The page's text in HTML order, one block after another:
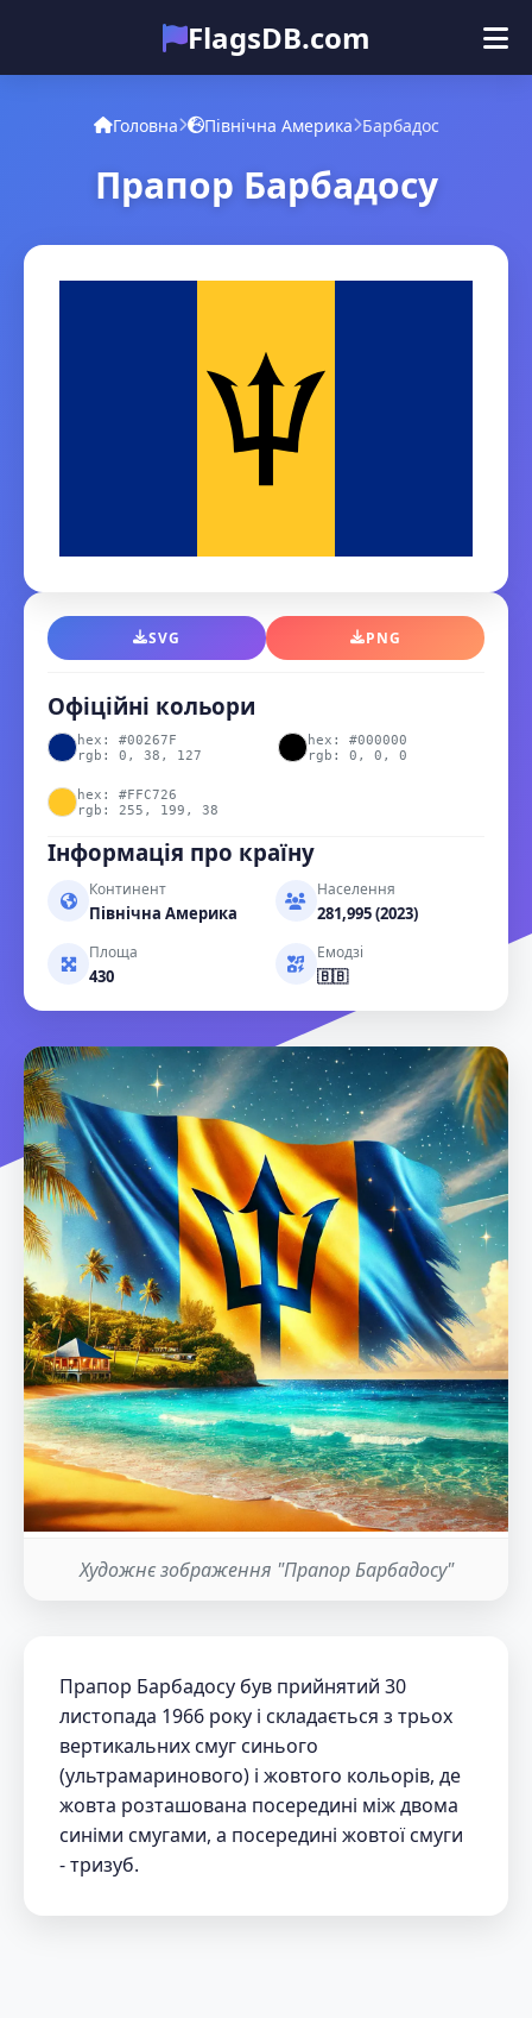
FlagsDB.com
Головна
Вікторина
Головна Північна Америка Барбадос
Прапор Барбадосу
SVG PNG
Офіційні кольори
hex: #00267F
rgb: 0, 38, 127
hex: #000000
rgb: 0, 0, 0
hex: #FFC726
rgb: 255, 199, 38
Інформація про країну
Континент
Північна Америка
Населення
281,995 (2023)
Площа
430
Емодзі
🇧🇧
Художнє зображення "Прапор Барбадосу"
Прапор Барбадосу був прийнятий 30
листопада 1966 року і складається з трьох
вертикальних смуг синього
(ультрамаринового) і жовтого кольорів, де
жовта розташована посередині між двома
синіми смугами, а посередині жовтої смуги
- тризуб.